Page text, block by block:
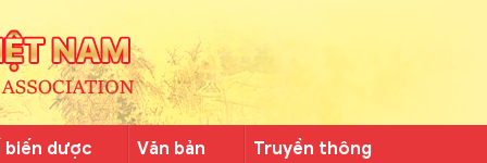
biến dược
Văn bản
Truyền thông